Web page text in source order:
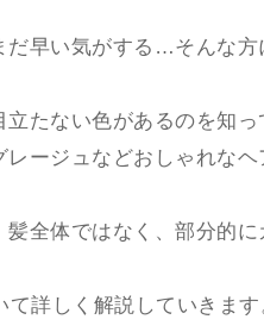
早い気がする…そんな方
たない色があるのを知
ージュなどおしゃれなヘ
全体ではなく、部分的に
詳しく解説していきます